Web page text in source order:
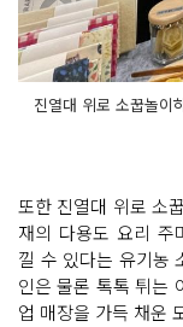
진열대 위로 소꿉놀이
또한 진열대 위로 소
재의 다용도 요리 주
낄 수 있다는 유기농
인은 물론 톡톡 튀는
업 매장을 가득 채운